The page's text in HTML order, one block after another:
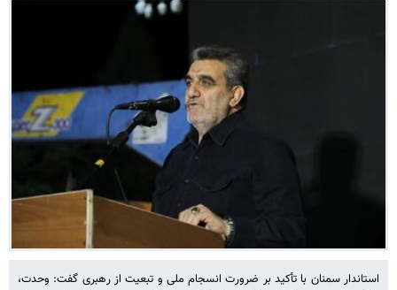
استاندار سمنان با تأکید بر ضرورت انسجام ملی و تبعیت از رهبری گفت: وحدت،